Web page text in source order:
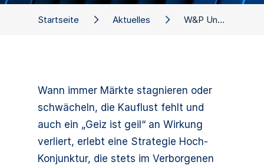
Wann immer Märkte stagnieren oder
schwächeln, die Kauflust fehlt und
auch ein „Geiz ist geil“ an Wirkung
verliert, erlebt eine Strategie Hoch-
Konjunktur, die stets im Verborgenen
Startseite Aktuelles W&P Unternehmer-Panel: Mit Regelbruch zu neuer Stärke?!